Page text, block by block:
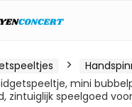
mini
zintuiglijk speelgoed